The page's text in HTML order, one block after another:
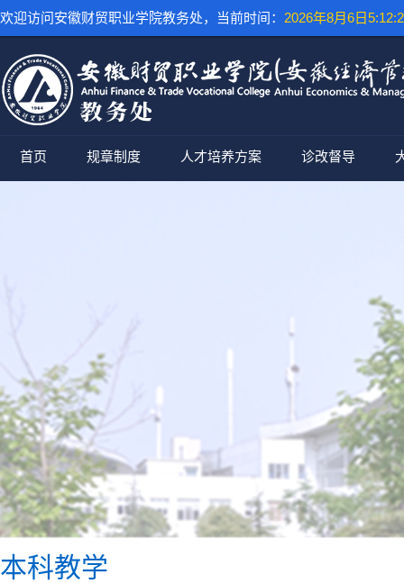
欢迎访问安徽财贸职业学院教务处，当前时间： 2026年8月6日
首页 规章制度 人才培养方案 诊改督导
本科教学